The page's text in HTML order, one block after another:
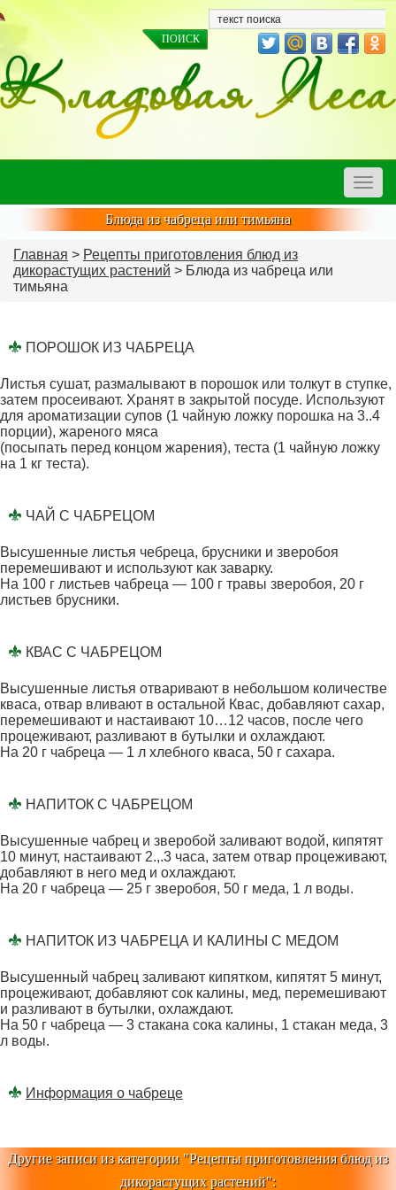
Toggle
Блюда из чабреца или тимьяна
Главная > Рецепты приготовления блюд из
дикорастущих растений > Блюда из чабреца или
тимьяна
ПОРОШОК ИЗ ЧАБРЕЦА
Листья сушат, размалывают в порошок или толкут в ступке,
затем просеивают. Хранят в закрытой посуде. Используют
для ароматизации супов (1 чайную ложку порошка на 3..4
порции), жареного мяса
(посыпать перед концом жарения), теста (1 чайную ложку
на 1 кг теста).
ЧАЙ С ЧАБРЕЦОМ
Высушенные листья чебреца, брусники и зверобоя
перемешивают и используют как заварку.
На 100 г листьев чабреца — 100 г травы зверобоя, 20 г
листьев брусники.
КВАС С ЧАБРЕЦОМ
Высушенные листья отваривают в небольшом количестве
кваса, отвар вливают в остальной Квас, добавляют сахар,
перемешивают и настаивают 10…12 часов, после чего
процеживают, разливают в бутылки и охлаждают.
На 20 г чабреца — 1 л хлебного кваса, 50 г сахара.
НАПИТОК С ЧАБРЕЦОМ
Высушенные чабрец и зверобой заливают водой, кипятят
10 минут, настаивают 2.,.3 часа, затем отвар процеживают,
добавляют в него мед и охлаждают.
На 20 г чабреца — 25 г зверобоя, 50 г меда, 1 л воды.
НАПИТОК ИЗ ЧАБРЕЦА И КАЛИНЫ С МЕДОМ
Высушенный чабрец заливают кипятком, кипятят 5 минут,
процеживают, добавляют сок калины, мед, перемешивают
и разливают в бутылки, охлаждают.
На 50 г чабреца — 3 стакана сока калины, 1 стакан меда, 3
л воды.
Информация о чабреце
Другие записи из категории "Рецепты приготовления блюд из
дикорастущих растений":